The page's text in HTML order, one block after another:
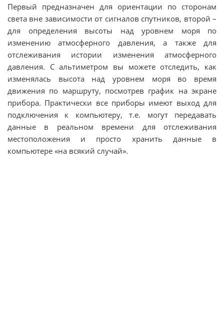
Первый предназначен для ориентации по сторонам
света вне зависимости от сигналов спутников, второй –
для определения высоты над уровнем моря по
изменению атмосферного давления, а также для
отслеживания истории изменения атмосферного
давления. С альтиметром вы можете отследить, как
изменялась высота над уровнем моря во время
движения по маршруту, посмотрев график на экране
прибора. Практически все приборы имеют выход для
подключения к компьютеру, т.е. могут передавать
данные в реальном времени для отслеживания
местоположения и просто хранить данные в
компьютере «на всякий случай».